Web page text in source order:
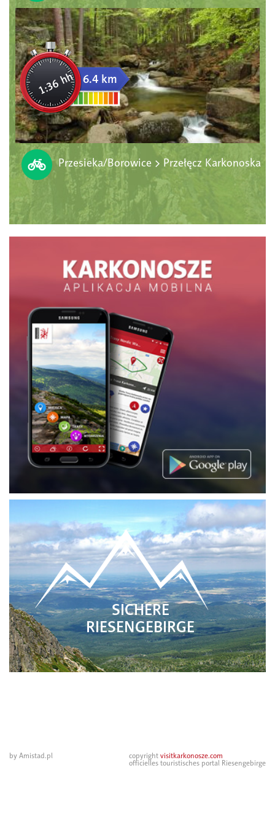
1:36 hh 6.4 km
Przesieka/Borowice > Przełęcz Karkonoska
SICHERE
RIESENGEBIRGE
by Amistad.pl copyright visitkarkonosze.com
officielles touristisches portal Riesengebirge